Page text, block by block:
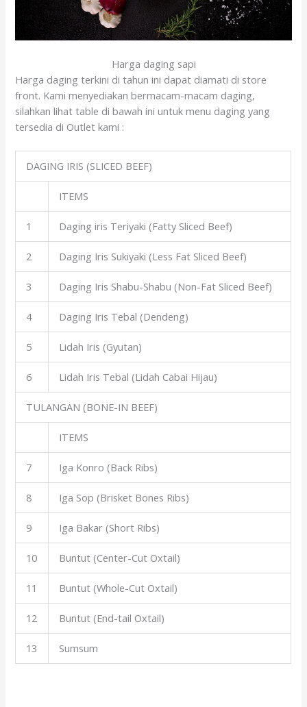
Harga daging sapi
Harga daging terkini di tahun ini dapat diamati di store
front. Kami menyediakan bermacam-macam daging,
silahkan lihat table di bawah ini untuk menu daging yang
tersedia di Outlet kami :
DAGING IRIS (SLICED BEEF)
ITEMS
1 Daging iris Teriyaki (Fatty Sliced Beef)
2 Daging Iris Sukiyaki (Less Fat Sliced Beef)
3 Daging Iris Shabu-Shabu (Non-Fat Sliced Beef)
4 Daging Iris Tebal (Dendeng)
5 Lidah Iris (Gyutan)
6 Lidah Iris Tebal (Lidah Cabai Hijau)
TULANGAN (BONE-IN BEEF)
ITEMS
7 Iga Konro (Back Ribs)
8 Iga Sop (Brisket Bones Ribs)
9 Iga Bakar (Short Ribs)
10 Buntut (Center-Cut Oxtail)
11 Buntut (Whole-Cut Oxtail)
12 Buntut (End-tail Oxtail)
13 Sumsum